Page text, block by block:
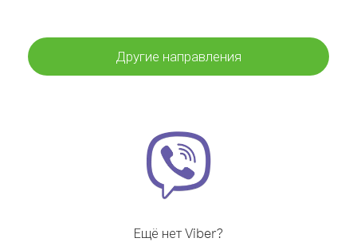
Другие направления
Ещё нет Viber?